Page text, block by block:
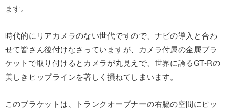
ます。
時代的にリアカメラのない世代ですので、ナビの導入と合わ
せて皆さん後付けなさっていますが、カメラ付属の金属ブラ
ケットで取り付けるとカメラが丸見えで、世界に誇るGT-Rの
美しきヒップラインを著しく損ねてしまいます。
このブラケットは、トランクオープナーの右脇の空間にピッ